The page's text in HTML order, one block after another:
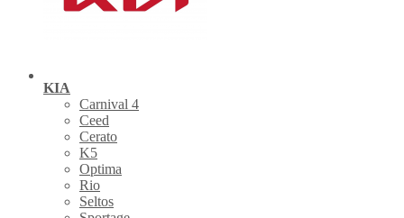
KIA
Carnival 4
Ceed
Cerato
K5
Optima
Rio
Seltos